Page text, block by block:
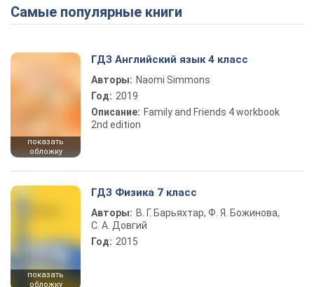
Самые популярные книги
показать
обложку
ГДЗ Английский язык 4 класс
Авторы: Naomi Simmons
Год: 2019
Описание: Family and Friends 4 workbook
2nd edition
показать
обложку
ГДЗ Физика 7 класс
Авторы: В. Г. Барьяхтар, Ф. Я. Божинова,
С. А. Довгий
Год: 2015